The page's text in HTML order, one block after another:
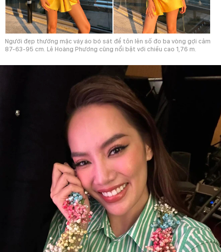
Người đẹp thường mặc váy áo bó sát để tôn lên số đo ba vòng gợi cảm
87-63-95 cm. Lê Hoàng Phương cũng nổi bật với chiều cao 1,76 m.